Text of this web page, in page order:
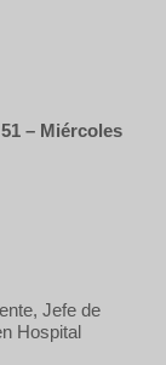
– Miércoles
Jefe de
Hospital